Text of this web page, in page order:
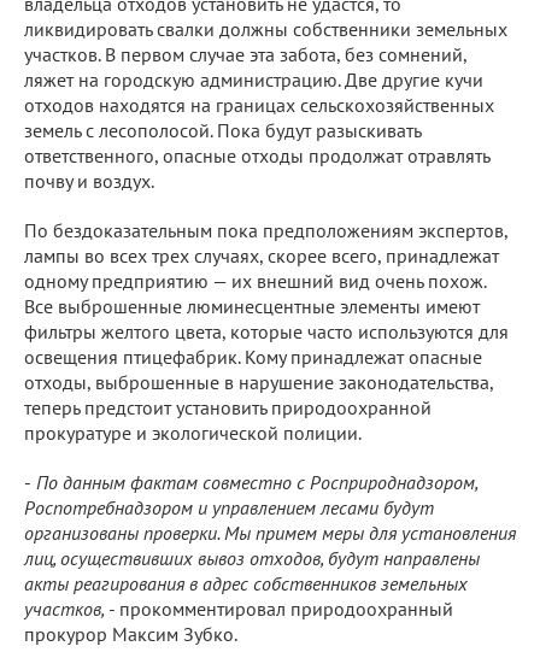
ликвидировать свалки должны собственники земельных
участков. В первом случае эта забота, без сомнений,
ляжет на городскую администрацию. Две другие кучи
отходов находятся на границах сельскохозяйственных
земель с лесополосой. Пока будут разыскивать
ответственного, опасные отходы продолжат отравлять
почву и воздух.
По бездоказательным пока предположениям экспертов,
лампы во всех трех случаях, скорее всего, принадлежат
одному предприятию — их внешний вид очень похож.
Все выброшенные люминесцентные элементы имеют
фильтры желтого цвета, которые часто используются для
освещения птицефабрик. Кому принадлежат опасные
отходы, выброшенные в нарушение законодательства,
теперь предстоит установить природоохранной
прокуратуре и экологической полиции.
- По данным фактам совместно с Росприроднадзором,
Роспотребнадзором и управлением лесами будут
организованы проверки. Мы примем меры для установления
лиц, осуществивших вывоз отходов, будут направлены
акты реагирования в адрес собственников земельных
участков, - прокомментировал природоохранный
прокурор Максим Зубко.